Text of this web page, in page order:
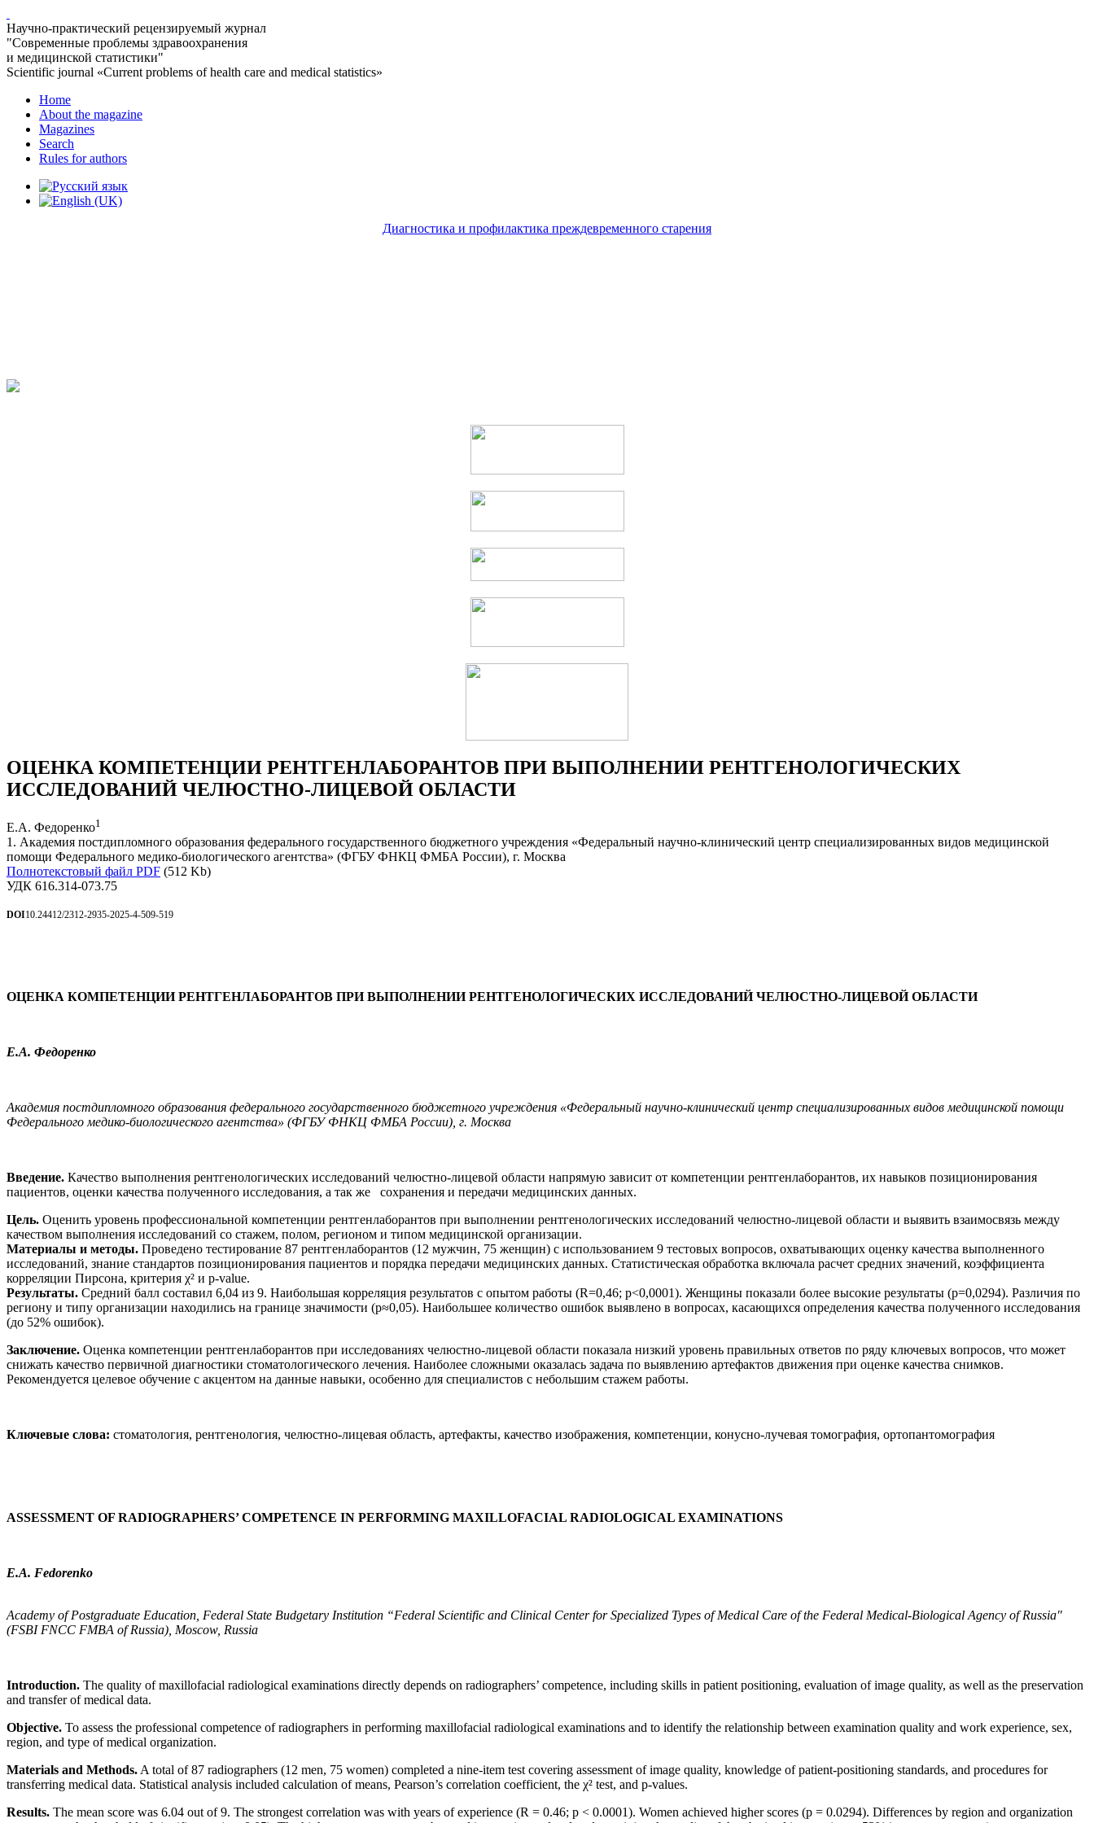
Научно-практический рецензируемый журнал
"Современные проблемы здравоохранения
и медицинской статистики"
Scientific journal «Current problems of health care and medical statistics»
Home
About the magazine
Magazines
Search
Rules for authors
Диагностика и профилактика преждевременного старения
ОЦЕНКА КОМПЕТЕНЦИИ РЕНТГЕНЛАБОРАНТОВ ПРИ ВЫПОЛНЕНИИ РЕНТГЕНОЛОГИЧЕСКИХ
ИССЛЕДОВАНИЙ ЧЕЛЮСТНО-ЛИЦЕВОЙ ОБЛАСТИ
Е.А. Федоренко1
1. Академия постдипломного образования федерального государственного бюджетного учреждения «Федеральный научно-клинический центр специализированных видов медицинской
помощи Федерального медико-биологического агентства» (ФГБУ ФНКЦ ФМБА России), г. Москва
Полнотекстовый файл PDF (512 Kb)
УДК 616.314-073.75
DOI10.24412/2312-2935-2025-4-509-519
ОЦЕНКА КОМПЕТЕНЦИИ РЕНТГЕНЛАБОРАНТОВ ПРИ ВЫПОЛНЕНИИ РЕНТГЕНОЛОГИЧЕСКИХ ИССЛЕДОВАНИЙ ЧЕЛЮСТНО-ЛИЦЕВОЙ ОБЛАСТИ
Е.А. Федоренко
Академия постдипломного образования федерального государственного бюджетного учреждения «Федеральный научно-клинический центр специализированных видов медицинской помощи
Федерального медико-биологического агентства» (ФГБУ ФНКЦ ФМБА России), г. Москва
Введение. Качество выполнения рентгенологических исследований челюстно-лицевой области напрямую зависит от компетенции рентгенлаборантов, их навыков позиционирования
пациентов, оценки качества полученного исследования, а так же сохранения и передачи медицинских данных.
Цель. Оценить уровень профессиональной компетенции рентгенлаборантов при выполнении рентгенологических исследований челюстно-лицевой области и выявить взаимосвязь между
качеством выполнения исследований со стажем, полом, регионом и типом медицинской организации.
Материалы и методы. Проведено тестирование 87 рентгенлаборантов (12 мужчин, 75 женщин) с использованием 9 тестовых вопросов, охватывающих оценку качества выполненного
исследований, знание стандартов позиционирования пациентов и порядка передачи медицинских данных. Статистическая обработка включала расчет средних значений, коэффициента
корреляции Пирсона, критерия χ² и p-value.
Результаты. Средний балл составил 6,04 из 9. Наибольшая корреляция результатов с опытом работы (R=0,46; p<0,0001). Женщины показали более высокие результаты (p=0,0294). Различия по
региону и типу организации находились на границе значимости (p≈0,05). Наибольшее количество ошибок выявлено в вопросах, касающихся определения качества полученного исследования
(до 52% ошибок).
Заключение. Оценка компетенции рентгенлаборантов при исследованиях челюстно-лицевой области показала низкий уровень правильных ответов по ряду ключевых вопросов, что может
снижать качество первичной диагностики стоматологического лечения. Наиболее сложными оказалась задача по выявлению артефактов движения при оценке качества снимков.
Рекомендуется целевое обучение с акцентом на данные навыки, особенно для специалистов с небольшим стажем работы.
Ключевые слова: стоматология, рентгенология, челюстно-лицевая область, артефакты, качество изображения, компетенции, конусно-лучевая томография, ортопантомография
ASSESSMENT OF RADIOGRAPHERS’ COMPETENCE IN PERFORMING MAXILLOFACIAL RADIOLOGICAL EXAMINATIONS
E.A. Fedorenko
Academy of Postgraduate Education, Federal State Budgetary Institution “Federal Scientific and Clinical Center for Specialized Types of Medical Care of the Federal Medical-Biological Agency of Russia"
(FSBI FNCC FMBA of Russia), Moscow, Russia
Introduction. The quality of maxillofacial radiological examinations directly depends on radiographers’ competence, including skills in patient positioning, evaluation of image quality, as well as the preservation
and transfer of medical data.
Objective. To assess the professional competence of radiographers in performing maxillofacial radiological examinations and to identify the relationship between examination quality and work experience, sex,
region, and type of medical organization.
Materials and Methods. A total of 87 radiographers (12 men, 75 women) completed a nine-item test covering assessment of image quality, knowledge of patient-positioning standards, and procedures for
transferring medical data. Statistical analysis included calculation of means, Pearson’s correlation coefficient, the χ² test, and p-values.
Results. The mean score was 6.04 out of 9. The strongest correlation was with years of experience (R = 0.46; p < 0.0001). Women achieved higher scores (p = 0.0294). Differences by region and organization